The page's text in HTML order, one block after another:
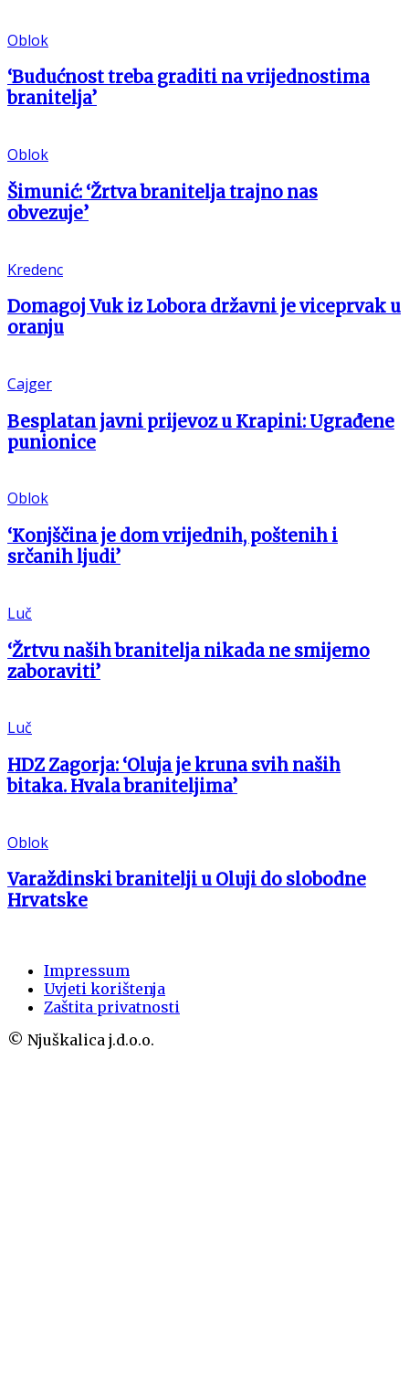
Oblok
‘Budućnost treba graditi na vrijednostima
branitelja’
Oblok
Šimunić: ‘Žrtva branitelja trajno nas
obvezuje’
Kredenc
Domagoj Vuk iz Lobora državni je viceprvak u
oranju
Cajger
Besplatan javni prijevoz u Krapini: Ugrađene
punionice
Oblok
‘Konjščina je dom vrijednih, poštenih i
srčanih ljudi’
Luč
‘Žrtvu naših branitelja nikada ne smijemo
zaboraviti’
Luč
HDZ Zagorja: ‘Oluja je kruna svih naših
bitaka. Hvala braniteljima’
Oblok
Varaždinski branitelji u Oluji do slobodne
Hrvatske
Impressum
Uvjeti korištenja
Zaštita privatnosti
© Njuškalica j.d.o.o.